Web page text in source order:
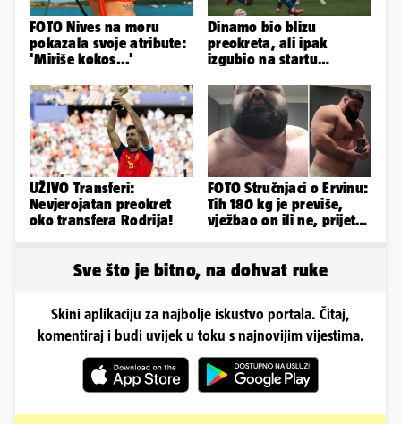
FOTO Nives na moru
pokazala svoje atribute:
'Miriše kokos...'
Dinamo bio blizu
preokreta, ali ipak
izgubio na startu
UŽIVO Transferi:
Nevjerojatan preokret
oko transfera Rodrija!
FOTO Stručnjaci o Ervinu:
Tih 180 kg je previše,
vježbao on ili ne, prijete
Sve što je bitno, na dohvat ruke
Skini aplikaciju za najbolje iskustvo portala. Čitaj,
komentiraj i budi uvijek u toku s najnovijim vijestima.